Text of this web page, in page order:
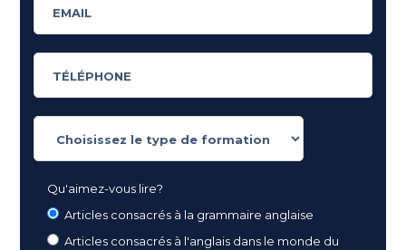
Qu'aimez-vous lire?
Articles consacrés à la grammaire anglaise
Articles consacrés à l'anglais dans le monde du